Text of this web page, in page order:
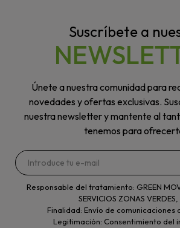
Suscríbete a
Únete a nuestra comunidad para
novedades y ofertas exclusivas.
nuestra newsletter y mantente al
tenemos para
Responsable del tratamiento: GREEN
SERVICIOS ZONAS VERDES,
Finalidad: Envío de comunicaciones
Legitimación: Consentimiento del